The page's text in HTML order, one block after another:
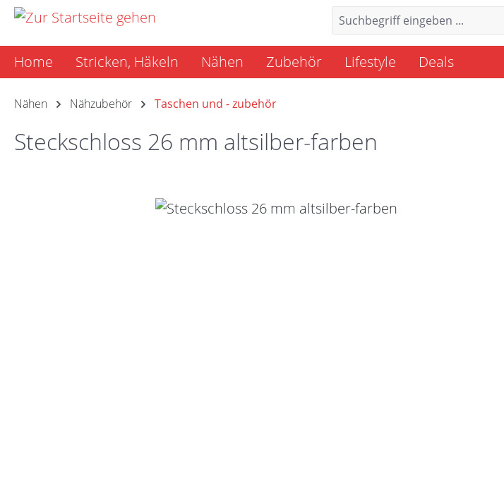
Hauptinhalt springen
Zur Suche springen
Zur Hauptnavigation springen
Home Stricken, Häkeln Nähen Zubehör Lifestyle Deals
Nähen Nähzubehör Taschen und - zubehör
Steckschloss 26 mm altsilber-farben
Bildergalerie überspringen